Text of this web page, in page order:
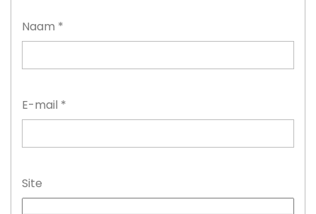
Naam *
E-mail *
Site